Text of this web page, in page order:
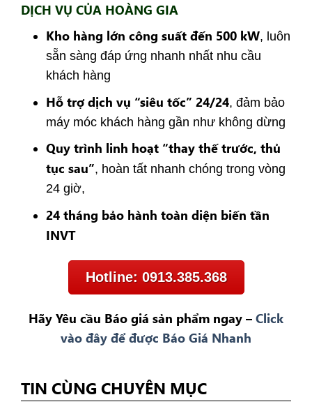
DỊCH VỤ CỦA HOÀNG GIA
Kho hàng lớn công suất đến 500 kW, luôn
sẵn sàng đáp ứng nhanh nhất nhu cầu
khách hàng
Hỗ trợ dịch vụ “siêu tốc” 24/24, đảm bảo
máy móc khách hàng gần như không dừng
Quy trình linh hoạt “thay thế trước, thủ
tục sau”, hoàn tất nhanh chóng trong vòng
24 giờ,
24 tháng bảo hành toàn diện biến tần
INVT
Hotline: 0913.385.368
Hãy Yêu cầu Báo giá sản phẩm ngay – Click
vào đây để được Báo Giá Nhanh
TIN CÙNG CHUYÊN MỤC